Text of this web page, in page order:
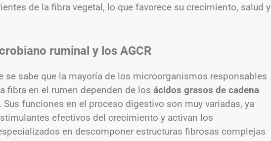
de la fibra vegetal, lo que favorece su crecimiento, salud y
ruminal y los AGCR
se sabe que la mayoría de los microorganismos responsables
fibra en el rumen dependen de los ácidos grasos de cadena
. Sus funciones en el proceso digestivo son muy variadas, ya
efectivos del crecimiento y activan los
en descomponer estructuras fibrosas complejas